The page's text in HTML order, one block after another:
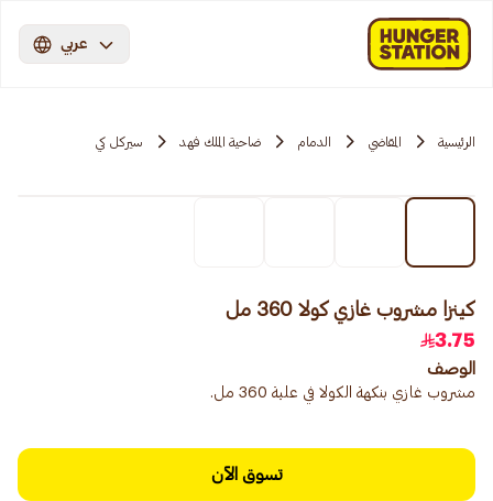
عربي
الرئيسية المقاضي الدمام ضاحية الملك فهد سيركل كي
كينزا مشروب غازي كولا 360 مل
3.75
الوصف
مشروب غازي بنكهة الكولا في علبة 360 مل.
تسوق الآن